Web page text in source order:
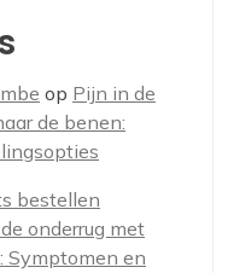
op Pijn in de
de benen:
bestellen
onderrug met
Symptomen en